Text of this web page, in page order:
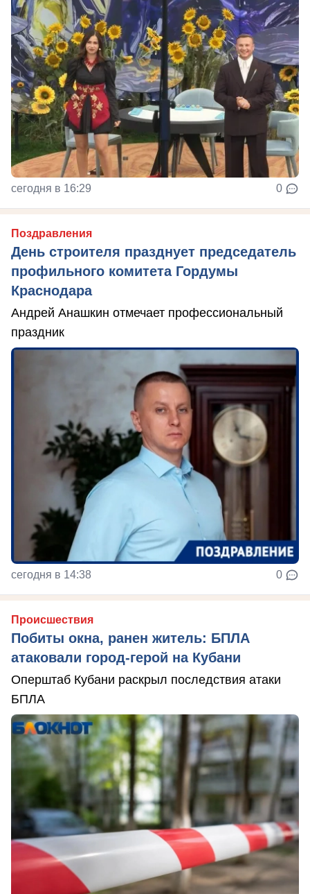
сегодня в 16:29 0
Поздравления
День строителя празднует председатель
профильного комитета Гордумы
Краснодара
Андрей Анашкин отмечает профессиональный
праздник
сегодня в 14:38 0
Происшествия
Побиты окна, ранен житель: БПЛА
атаковали город-герой на Кубани
Оперштаб Кубани раскрыл последствия атаки
БПЛА